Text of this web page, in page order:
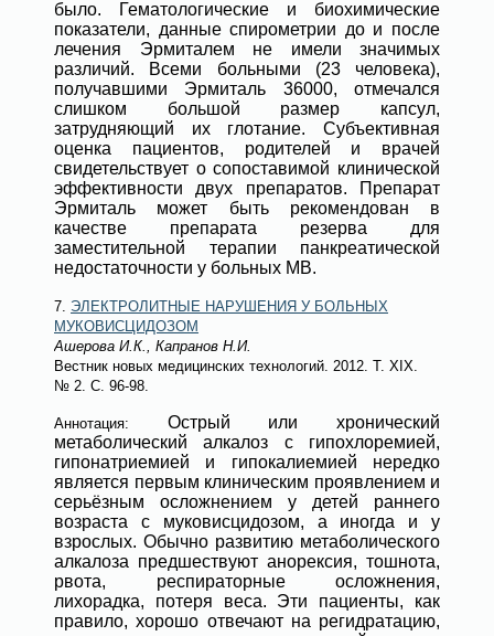
было. Гематологические и биохимические
показатели, данные спирометрии до и после
лечения Эрмиталем не имели значимых
различий. Всеми больными (23 человека),
получавшими Эрмиталь 36000, отмечался
слишком большой размер капсул,
затрудняющий их глотание. Субъективная
оценка пациентов, родителей и врачей
свидетельствует о сопоставимой клинической
эффективности двух препаратов. Препарат
Эрмиталь может быть рекомендован в
качестве препарата резерва для
заместительной терапии панкреатической
недостаточности у больных МВ.
7. ЭЛЕКТРОЛИТНЫЕ НАРУШЕНИЯ У БОЛЬНЫХ
МУКОВИСЦИДОЗОМ
Ашерова И.К., Капранов Н.И.
Вестник новых медицинских технологий . 2012. Т. XIX.
№ 2 . С. 96-98.
Аннотация: Острый или хронический
метаболический алкалоз с гипохлоремией,
гипонатриемией и гипокалиемией нередко
является первым клиническим проявлением и
серьёзным осложнением у детей раннего
возраста с муковисцидозом, а иногда и у
взрослых. Обычно развитию метаболического
алкалоза предшествуют анорексия, тошнота,
рвота, респираторные осложнения,
лихорадка, потеря веса. Эти пациенты, как
правило, хорошо отвечают на регидратацию,